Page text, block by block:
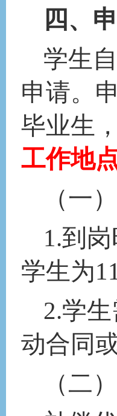
四 、
学生
申请。
毕业生
工作地
（一
1.到岗
学生为
2.学
动合同
（二